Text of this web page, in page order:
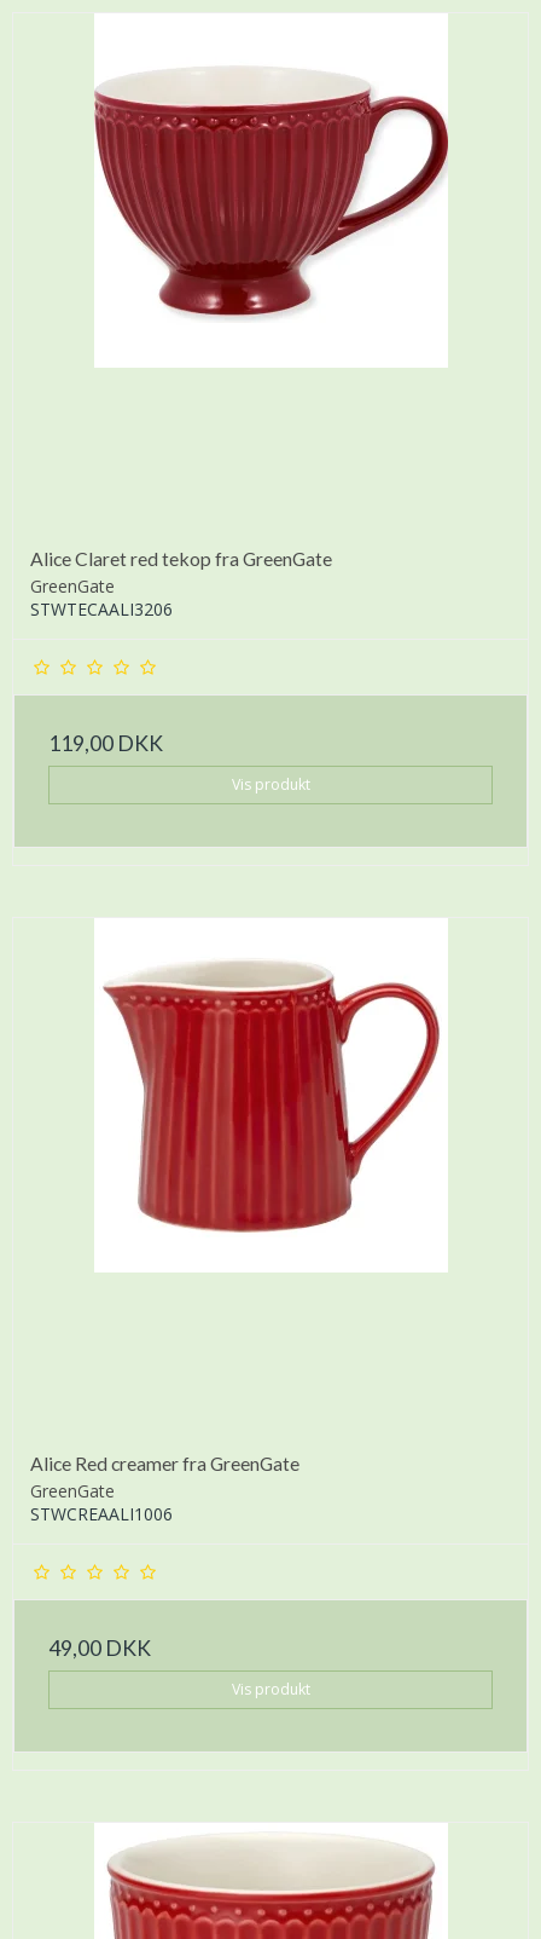
Alice Claret red tekop fra GreenGate
GreenGate
STWTECAALI3206
119,00 DKK
Vis produkt
Alice Red creamer fra GreenGate
GreenGate
STWCREAALI1006
49,00 DKK
Vis produkt